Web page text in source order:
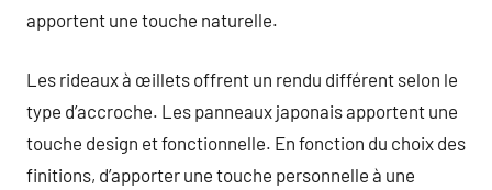
apportent une touche naturelle.
Les rideaux à œillets offrent un rendu différent selon le
type d’accroche. Les panneaux japonais apportent une
touche design et fonctionnelle. En fonction du choix des
finitions, d’apporter une touche personnelle à une